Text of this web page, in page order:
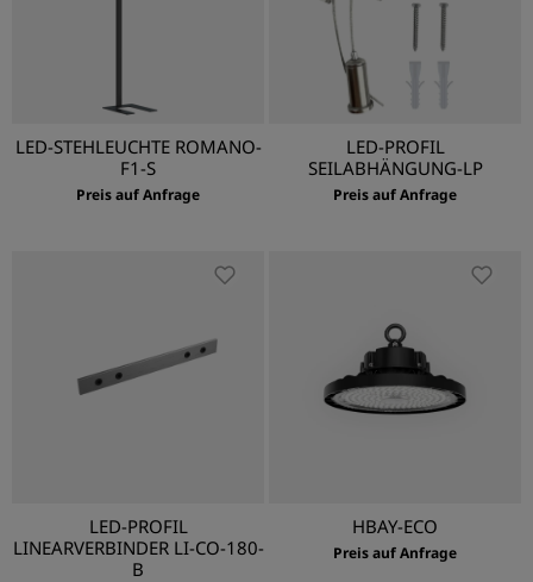
LED-STEHLEUCHTE ROMANO-
F1-S
Preis auf Anfrage
LED-PROFIL
SEILABHÄNGUNG-LP
Preis auf Anfrage
LED-PROFIL
LINEARVERBINDER LI-CO-180-
B
HBAY-ECO
Preis auf Anfrage